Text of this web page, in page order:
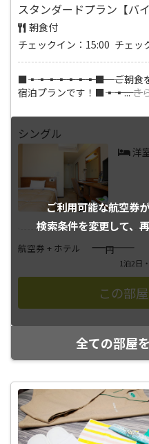
スタンダードプラン【バ
朝食付
チェックイン：15:00 チェッ
宿泊プランです！■―――▪―――▪...さ
ご利用可能な航空券が
検索条件を変更して、
シングル
洋
航空券 + ホテル ――――円
1泊2日
全ての部屋